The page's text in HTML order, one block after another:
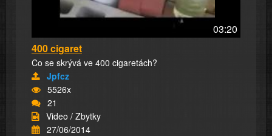
03:20
400 cigaret
Co se skrývá ve 400 cigaretách?
Jpfcz
5526x
21
Video / Zbytky
27/06/2014